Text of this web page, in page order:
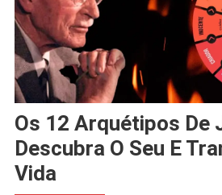
Os 12 Arquétipos De
Descubra O Seu E
Vida